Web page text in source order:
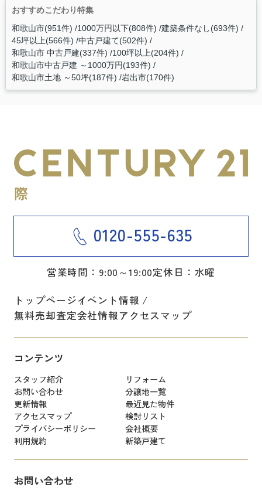
おすすめこだわり特集
和歌山市(951件) 1000万円以下(808件) 建築条件なし(693件)
45坪以上(566件) 中古戸建て(502件)
和歌山市 中古戸建(337件) 100坪以上(204件)
和歌山市中古戸建 ～1000万円(193件)
和歌山市土地 ～50坪(187件) 岩出市(170件)
0120-555-635
営業時間：9:00～19:00定休日：水曜
トップページイベント情報
無料売却査定会社情報アクセスマップ
コンテンツ
スタッフ紹介
リフォーム
お問い合わせ
分譲地一覧
更新情報
最近見た物件
アクセスマップ
検討リスト
プライバシーポリシー
会社概要
利用規約
新築戸建て
お問い合わせ